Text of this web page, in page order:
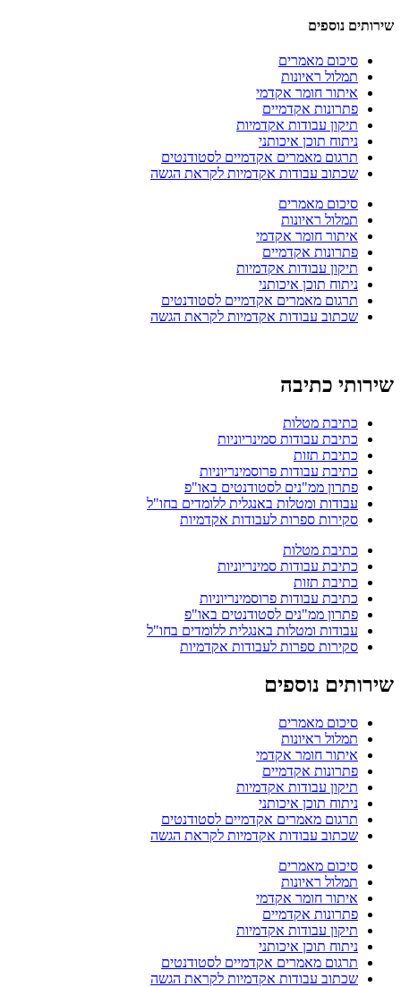
שירותים נוספים
סיכום מאמרים
תמלול ראיונות
איתור חומר אקדמי
פתרונות אקדמיים
תיקון עבודות אקדמיות
ניתוח תוכן איכותני
תרגום מאמרים אקדמיים לסטודנטים
שכתוב עבודות אקדמיות לקראת הגשה
סיכום מאמרים
תמלול ראיונות
איתור חומר אקדמי
פתרונות אקדמיים
תיקון עבודות אקדמיות
ניתוח תוכן איכותני
תרגום מאמרים אקדמיים לסטודנטים
שכתוב עבודות אקדמיות לקראת הגשה
שירותי כתיבה
כתיבת מטלות
כתיבת עבודות סמינריוניות
כתיבת תזות
כתיבת עבודות פרוסמינריוניות
פתרון ממ"נים לסטודנטים באו"פ
עבודות ומטלות באנגלית ללומדים בחו"ל
סקירות ספרות לעבודות אקדמיות
כתיבת מטלות
כתיבת עבודות סמינריוניות
כתיבת תזות
כתיבת עבודות פרוסמינריוניות
פתרון ממ"נים לסטודנטים באו"פ
עבודות ומטלות באנגלית ללומדים בחו"ל
סקירות ספרות לעבודות אקדמיות
שירותים נוספים
סיכום מאמרים
תמלול ראיונות
איתור חומר אקדמי
פתרונות אקדמיים
תיקון עבודות אקדמיות
ניתוח תוכן איכותני
תרגום מאמרים אקדמיים לסטודנטים
שכתוב עבודות אקדמיות לקראת הגשה
סיכום מאמרים
תמלול ראיונות
איתור חומר אקדמי
פתרונות אקדמיים
תיקון עבודות אקדמיות
ניתוח תוכן איכותני
תרגום מאמרים אקדמיים לסטודנטים
שכתוב עבודות אקדמיות לקראת הגשה